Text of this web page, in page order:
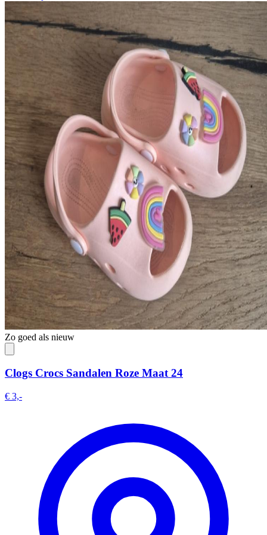
Zo goed als nieuw
Clogs Crocs Sandalen Roze Maat 24
€ 3,-